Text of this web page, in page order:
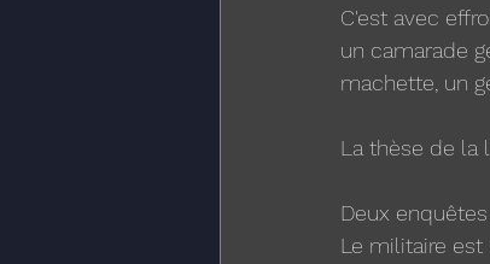
C'est avec
un camarade
machette, un
La thèse de la
Deux
Le militaire